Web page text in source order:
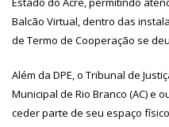
Balcão Virtual, dentro das
de Termo de Cooperação se
Além da DPE, o Tribunal de
Municipal de Rio Branco (AC) e
ceder parte de seu espaço